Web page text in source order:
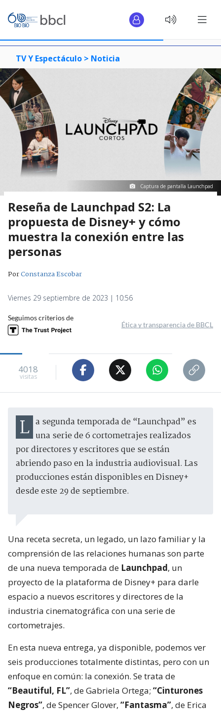
TV Y Espectáculo > Noticia
Captura de pantalla Launchpad
Reseña de Launchpad S2: La
propuesta de Disney+ y cómo
muestra la conexión entre las
personas
PorConstanza Escobar
Viernes 29 septiembre de 2023 | 10:56
Seguimos criterios de
Ética y transparencia de BBCL
4018
visitas
La segunda temporada de “Launchpad” es una serie de 6 cortometrajes realizados
por directores y escritores que se están
abriendo paso en la industria audiovisual. Las
producciones están disponibles en Disney+
desde este 29 de septiembre.
Una receta secreta, un legado, un lazo familiar y la
comprensión de las relaciones humanas son parte
de una nueva temporada de Launchpad, un
proyecto de la plataforma de Disney+ para darle
espacio a nuevos escritores y directores de la
industria cinematográfica con una serie de
cortometrajes.
En esta nueva entrega, ya disponible, podemos ver
seis producciones totalmente distintas, pero con un
enfoque en común: la conexión. Se trata de
“Beautiful, FL”, de Gabriela Ortega; “Cinturones
Negros”, de Spencer Glover, “Fantasma”, de Erica